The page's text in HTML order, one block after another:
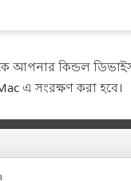
আপনার কিন্ডল
এ সংরক্ষণ করা হবে।